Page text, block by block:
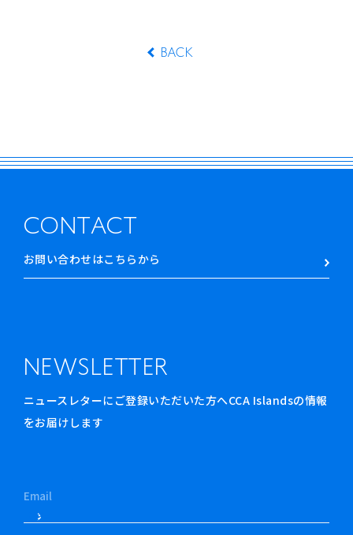
BACK
CONTACT
お問い合わせはこちらから
NEWSLETTER
ニュースレターにご登録いただいた方へCCA Islandsの情報
をお届けします